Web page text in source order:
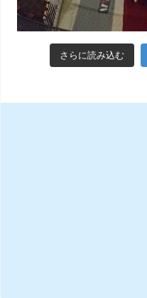
さらに読み込む